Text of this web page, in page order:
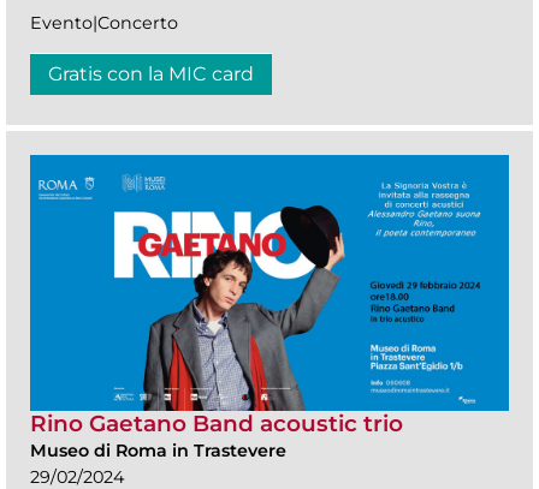
Evento|Concerto
Gratis con la MIC card
Rino Gaetano Band acoustic trio
Museo di Roma in Trastevere
29/02/2024